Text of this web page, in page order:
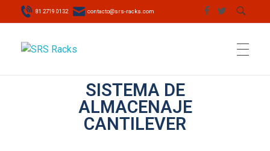
81 2719 0132 contacto@srs-racks.com
SISTEMA DE
ALMACENAJE
CANTILEVER